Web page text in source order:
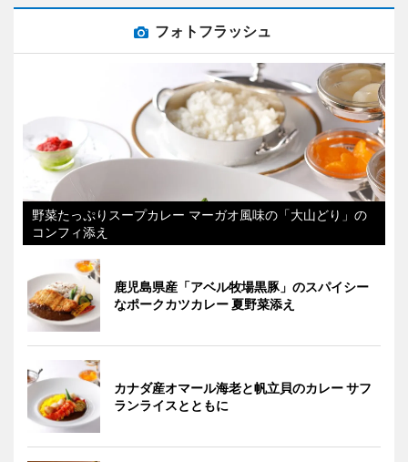
フォトフラッシュ
野菜たっぷりスープカレー マーガオ風味の「大山どり」の
コンフィ添え
鹿児島県産「アベル牧場黒豚」のスパイシー
なポークカツカレー 夏野菜添え
カナダ産オマール海老と帆立貝のカレー サフ
ランライスとともに